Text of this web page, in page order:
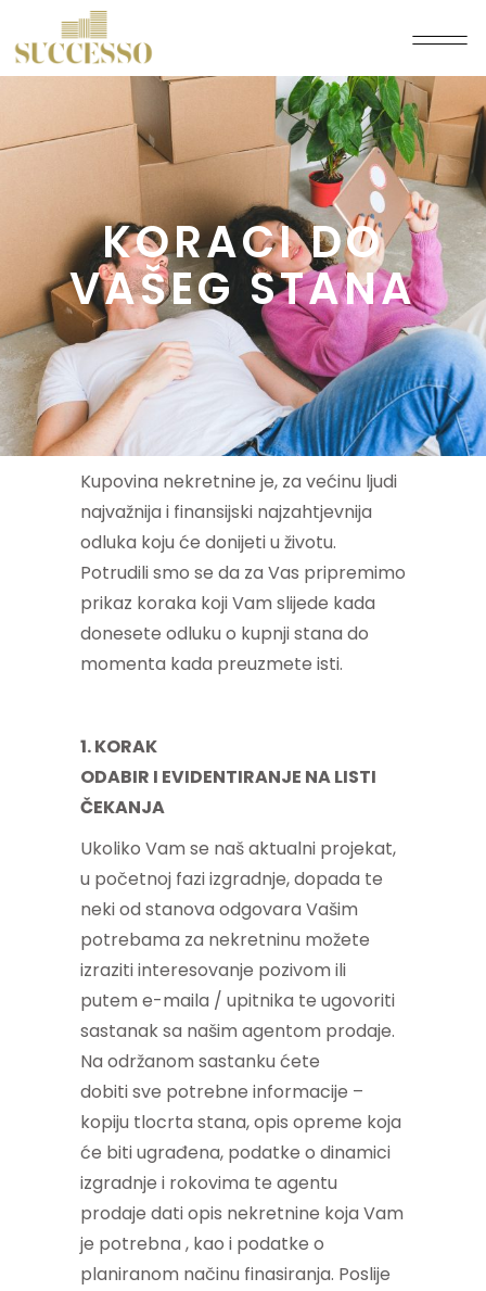
KORACI DO
VAŠEG STANA
Kupovina nekretnine je, za većinu ljudi
najvažnija i finansijski najzahtjevnija
odluka koju će donijeti u životu.
Potrudili smo se da za Vas pripremimo
prikaz koraka koji Vam slijede kada
donesete odluku o kupnji stana do
momenta kada preuzmete isti.
1. KORAK
ODABIR I EVIDENTIRANJE NA LISTI
ČEKANJA
Ukoliko Vam se naš aktualni projekat,
u početnoj fazi izgradnje, dopada te
neki od stanova odgovara Vašim
potrebama za nekretninu možete
izraziti interesovanje pozivom ili
putem e-maila / upitnika te ugovoriti
sastanak sa našim agentom prodaje.
Na održanom sastanku ćete
dobiti sve potrebne informacije –
kopiju tlocrta stana, opis opreme koja
će biti ugrađena, podatke o dinamici
izgradnje i rokovima te agentu
prodaje dati opis nekretnine koja Vam
je potrebna , kao i podatke o
planiranom načinu finasiranja. Poslije